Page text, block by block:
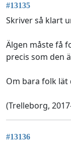
#13135
Skriver så klart
Älgen måste få
precis som den
Om bara folk lät
(Trelleborg,
#13136